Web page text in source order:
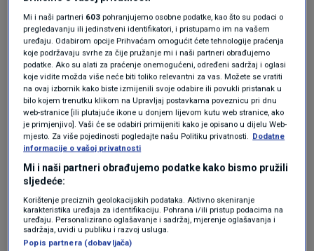
plaća rasla više nego troškovi života.
"Najveći utjecaj na
građane ima rast cijena
hrane i energije"
"To je točno kad se statistički gleda. Međutim,
kad se gleda i sam obuhvat, statistika prati
više od 800 različitih cijena, a na građane one
nemaju sve jednak utjecaj. S obzirom na
Mi i naši partneri 603 pohranjujemo osobne podatke, kao što su podaci o
pregledavanju ili jedinstveni identifikatori, i pristupamo im na vašem
uređaju. Odabirom opcije Prihvaćam omogućit ćete tehnologije praćenja
koje podržavaju svrhe za čije pružanje mi i naši partneri obrađujemo
podatke. Ako su alati za praćenje onemogućeni, određeni sadržaj i oglasi
koje vidite možda više neće biti toliko relevantni za vas. Možete se vratiti
na ovaj izbornik kako biste izmijenili svoje odabire ili povukli pristanak u
bilo kojem trenutku klikom na Upravljaj postavkama poveznicu pri dnu
web-stranice [ili plutajuće ikone u donjem lijevom kutu web stranice, ako
je primjenjivo]. Vaši će se odabiri primijeniti kako je opisano u dijelu Web-
mjesto. Za više pojedinosti pogledajte našu Politiku privatnosti. Dodatne
informacije o vašoj privatnosti
Mi i naši partneri obrađujemo podatke kako bismo pružili
sljedeće:
Korištenje preciznih geolokacijskih podataka. Aktivno skeniranje
karakteristika uređaja za identifikaciju. Pohrana i/ili pristup podacima na
uređaju. Personalizirano oglašavanje i sadržaj, mjerenje oglašavanja i
sadržaja, uvidi u publiku i razvoj usluga.
Popis partnera (dobavljača)